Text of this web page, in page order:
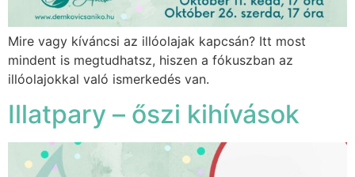
Mire vagy kíváncsi az illóolajak kapcsán? Itt most
mindent is megtudhatsz, hiszen a fókuszban az
illóolajokkal való ismerkedés van.
Illatpary – őszi kihívások